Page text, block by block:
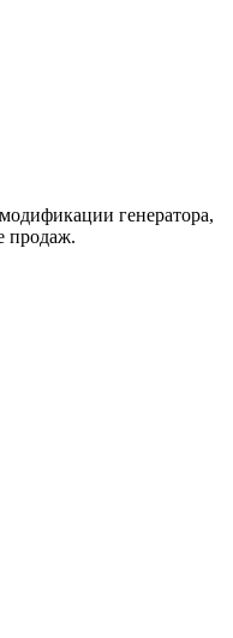
генератора,
продаж.